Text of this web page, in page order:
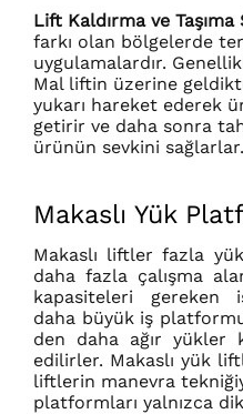
Lift Kaldırma ve
farkı olan bölgelerde
uygulamalardır.
Mal liftin üzerine
yukarı hareket ederek
getirir ve daha sonra
ürünün sevkini sağlarlar.
Makaslı Yük
Makaslı liftler fazla
daha fazla çalışma
kapasiteleri gereken
daha büyük iş
den daha ağır yükler
edilirler. Makaslı yük
liftlerin manevra
platformları yalnızca